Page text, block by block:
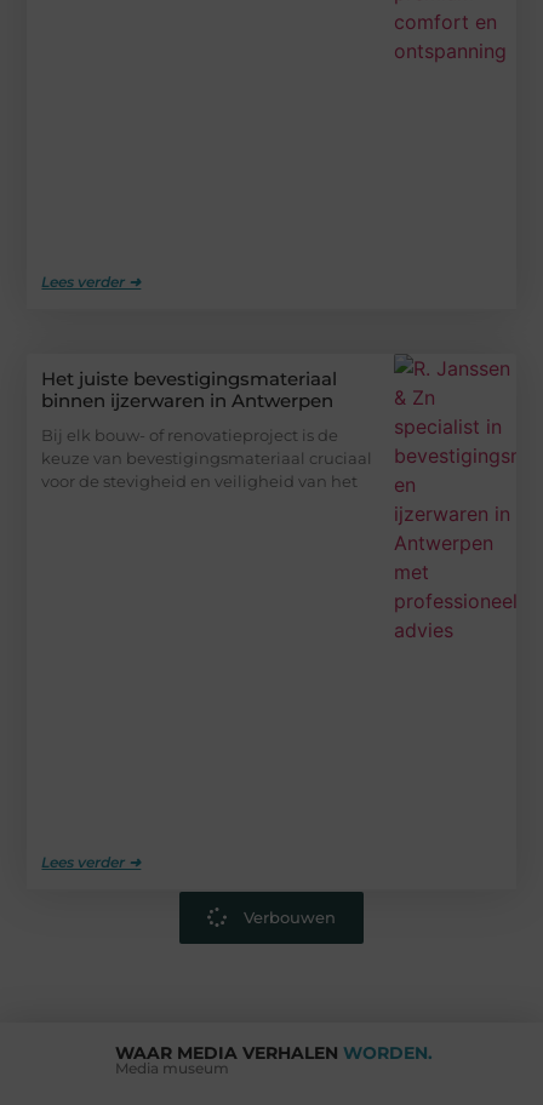
Lees verder ➜
Het juiste bevestigingsmateriaal
binnen ijzerwaren in Antwerpen
Bij elk bouw- of renovatieproject is de
keuze van bevestigingsmateriaal cruciaal
voor de stevigheid en veiligheid van het
Lees verder ➜
Verbouwen
WAAR MEDIA VERHALEN WORDEN.
Media museum